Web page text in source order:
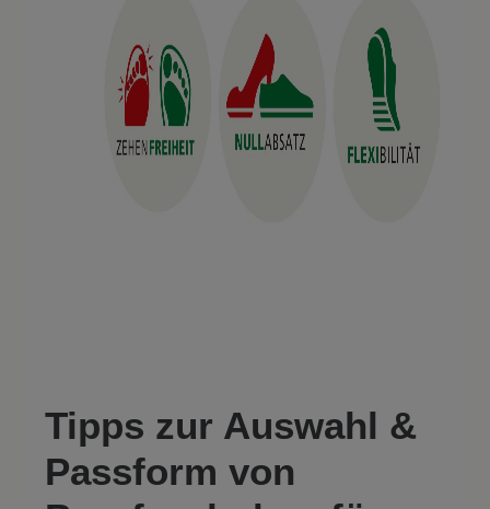
Tipps zur Auswahl &
Passform von